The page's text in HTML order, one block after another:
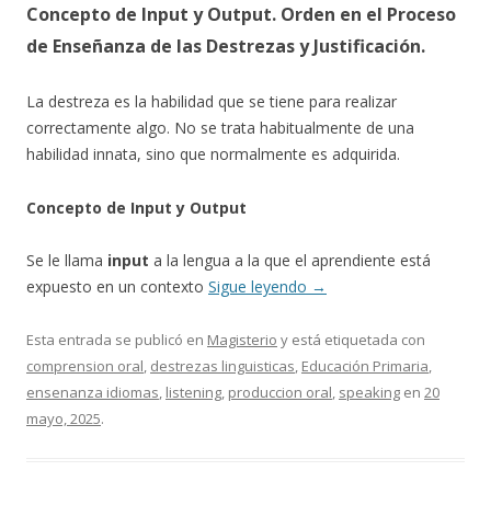
Concepto de Input y Output. Orden en el Proceso
de Enseñanza de las Destrezas y Justificación.
La destreza es la habilidad que se tiene para realizar
correctamente algo. No se trata habitualmente de una
habilidad innata, sino que normalmente es adquirida.
Concepto de Input y Output
Se le llama input a la lengua a la que el aprendiente está
expuesto en un contexto Sigue leyendo →
Esta entrada se publicó en Magisterio y está etiquetada con
comprension oral, destrezas linguisticas, Educación Primaria,
ensenanza idiomas, listening, produccion oral, speaking en 20
mayo, 2025.